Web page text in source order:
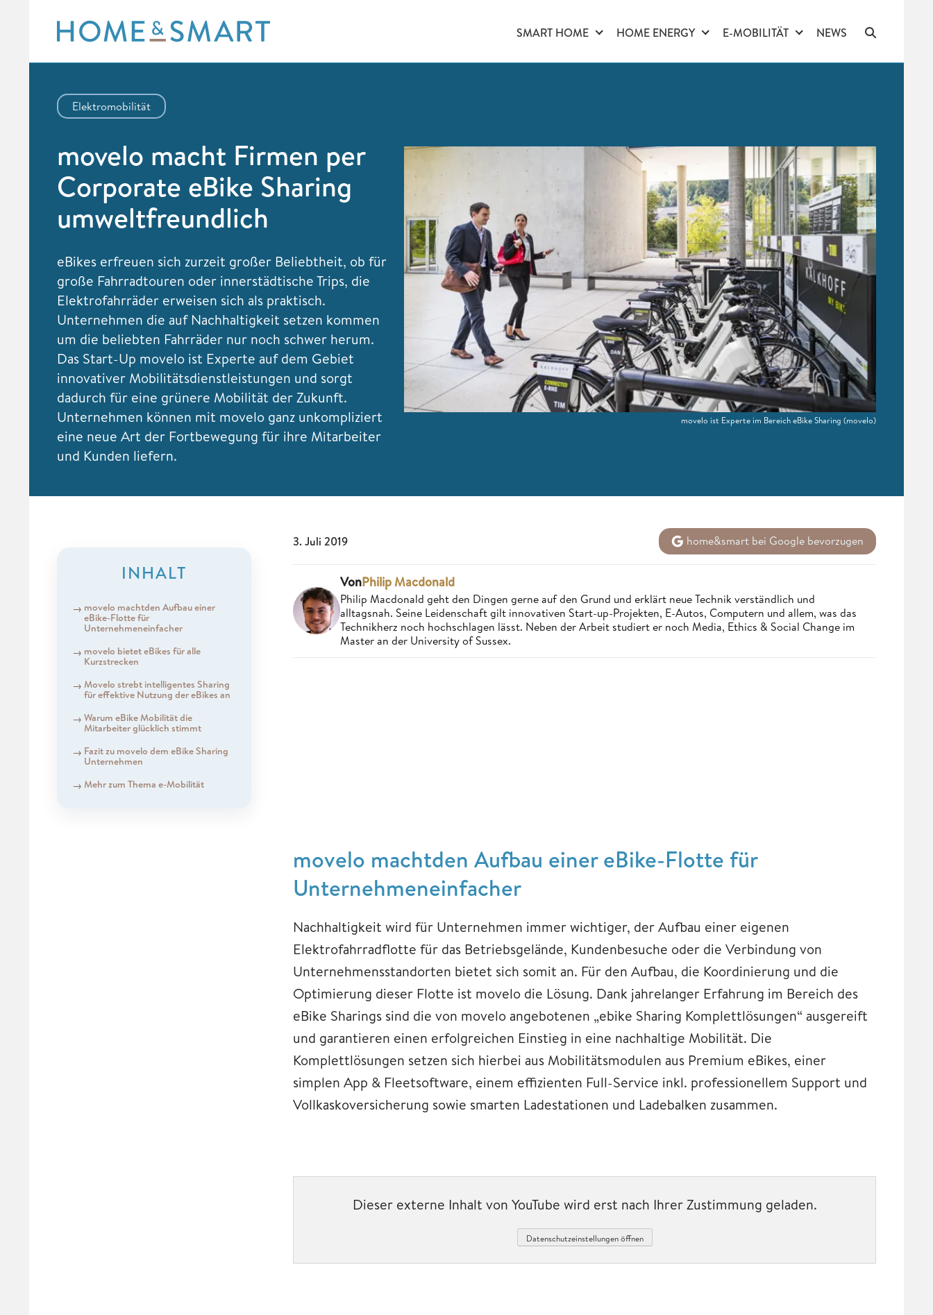
content
SMART HOME HOME ENERGY E-MOBILITÄT NEWS
Elektromobilität
movelo macht Firmen per
Corporate eBike Sharing
umweltfreundlich
eBikes erfreuen sich zurzeit großer Beliebtheit, ob für
große Fahrradtouren oder innerstädtische Trips, die
Elektrofahrräder erweisen sich als praktisch.
Unternehmen die auf Nachhaltigkeit setzen kommen
um die beliebten Fahrräder nur noch schwer herum.
Das Start-Up movelo ist Experte auf dem Gebiet
innovativer Mobilitätsdienstleistungen und sorgt
dadurch für eine grünere Mobilität der Zukunft.
Unternehmen können mit movelo ganz unkompliziert
eine neue Art der Fortbewegung für ihre Mitarbeiter
und Kunden liefern.
movelo ist Experte im Bereich eBike Sharing (movelo)
INHALT
movelo machtden Aufbau einer
eBike-Flotte für
Unternehmeneinfacher
movelo bietet eBikes für alle
Kurzstrecken
Movelo strebt intelligentes Sharing
für effektive Nutzung der eBikes an
Warum eBike Mobilität die
Mitarbeiter glücklich stimmt
Fazit zu movelo dem eBike Sharing
Unternehmen
Mehr zum Thema e-Mobilität
3. Juli 2019 home&smart bei Google bevorzugen
VonPhilip Macdonald
Philip Macdonald geht den Dingen gerne auf den Grund und erklärt neue Technik verständlich und
alltagsnah. Seine Leidenschaft gilt innovativen Start-up-Projekten, E-Autos, Computern und allem, was das
Technikherz noch hochschlagen lässt. Neben der Arbeit studiert er noch Media, Ethics & Social Change im
Master an der University of Sussex.
movelo machtden Aufbau einer eBike-Flotte für
Unternehmeneinfacher
Nachhaltigkeit wird für Unternehmen immer wichtiger, der Aufbau einer eigenen
Elektrofahrradflotte für das Betriebsgelände, Kundenbesuche oder die Verbindung von
Unternehmensstandorten bietet sich somit an. Für den Aufbau, die Koordinierung und die
Optimierung dieser Flotte ist movelo die Lösung. Dank jahrelanger Erfahrung im Bereich des
eBike Sharings sind die von movelo angebotenen „ebike Sharing Komplettlösungen“ ausgereift
und garantieren einen erfolgreichen Einstieg in eine nachhaltige Mobilität. Die
Komplettlösungen setzen sich hierbei aus Mobilitätsmodulen aus Premium eBikes, einer
simplen App & Fleetsoftware, einem effizienten Full-Service inkl. professionellem Support und
Vollkaskoversicherung sowie smarten Ladestationen und Ladebalken zusammen.
Dieser externe Inhalt von YouTube wird erst nach Ihrer Zustimmung geladen.
Datenschutzeinstellungen öffnen